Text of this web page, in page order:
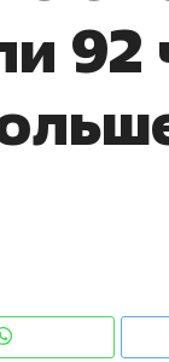
92
зарубежные
аксакалов и